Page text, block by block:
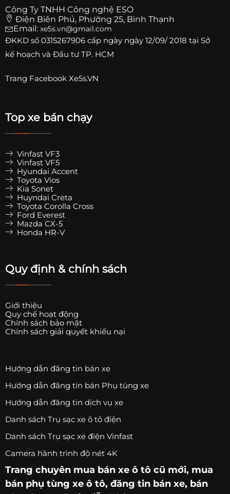
Công Ty TNHH Công nghệ ESO
Điện Biên Phủ, Phường 25, Bình Thạnh
Email: xe5s.vn@gmail.com
ĐKKD số 0315267906 cấp ngày ngày 12/09/ 2018 tại Sở
kế hoạch và Đầu tư TP. HCM
Trang Facebook Xe5s.VN
Top xe bán chạy
Vinfast VF3
Vinfast VF5
Hyundai Accent
Toyota Vios
Kia Sonet
Huyndai Creta
Toyota Corolla Cross
Ford Everest
Mazda CX-5
Honda HR-V
Quy định & chính sách
Giới thiệu
Quy chế hoạt động
Chính sách bảo mật
Chính sách giải quyết khiếu nại
Hướng dẫn đăng tin bán xe
Hướng dẫn đăng tin bán Phụ tùng xe
Hướng dẫn đăng tin dịch vụ xe
Danh sách Trụ sạc xe ô tô điện
Danh sách Trụ sạc xe điện Vinfast
Camera hành trình độ nét 4K
Trang chuyên mua bán xe ô tô cũ mới, mua
bán phụ tùng xe ô tô, đăng tin bán xe, bán